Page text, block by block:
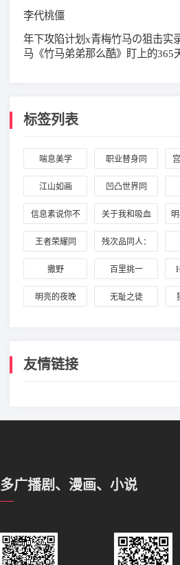
李代桃僵
年下攻陷计划x青梅竹马の狙击实
马《竹马弟弟那么酷》盯上的365
标签列表
喘息美学 职业替身同
人：周翔与晏
江山如画 凹凸世界同
人：雷安星海
信息素说你不
单纯
关于我和吸血
鬼相爱的那件
王者荣耀同
人：亮白长安
残次品同人：
陆林星海
撒野 百里挑一
明亮的夜晚 无耻之徒
友情链接
广播剧、漫画、小说